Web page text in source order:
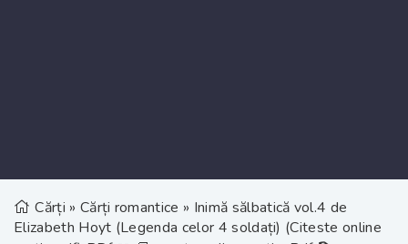
Cărți » Cărți romantice » Inimă sălbatică vol.4 de
Elizabeth Hoyt (Legenda celor 4 soldați) (Citeste online